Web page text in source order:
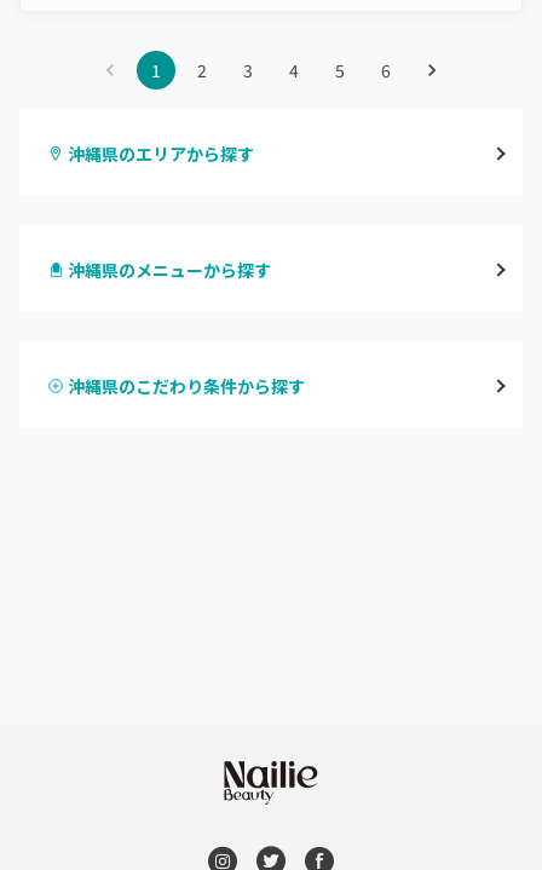
1 2 3 4 5 6
沖縄県のエリアから探す
沖縄・うるま・宜野湾
沖縄県のメニューから探す
ハンドスカルプ
沖縄県のこだわり条件から探す